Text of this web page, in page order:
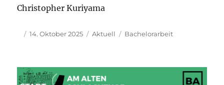
Christopher Kuriyama
Autor
Veröffentlicht
14. Oktober 2025 Kategorien
Aktuell Schlagwörter
Bachelorarbeit